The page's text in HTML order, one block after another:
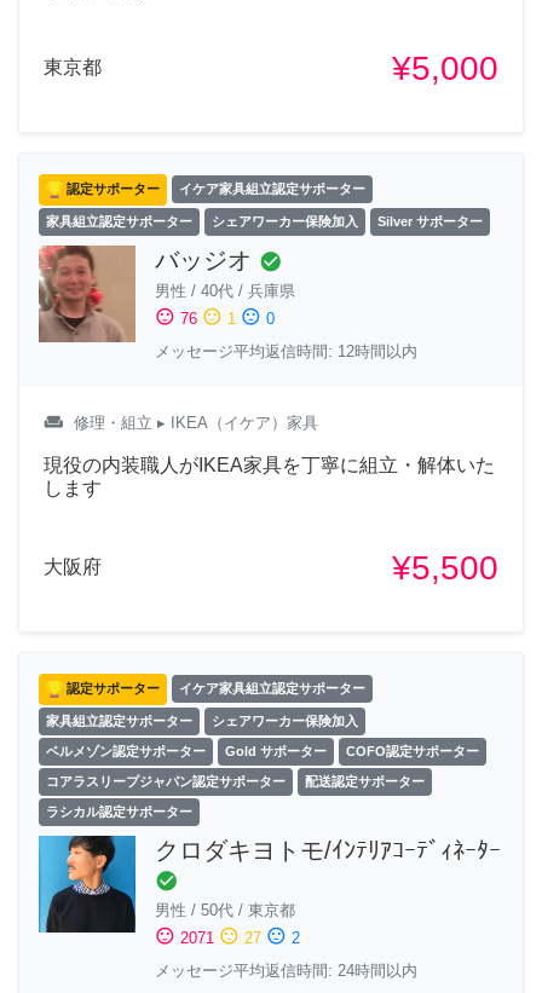
東京都 ¥5,000
認定サポーター イケア家具組立認定サポーター
家具組立認定サポーター シェアワーカー保険加入 Silver サポーター
バッジオ check_circle
男性 / 40代 / 兵庫県
sentiment_satisfied 76 sentiment_neutral 1 sentiment_dissatisfied 0
メッセージ平均返信時間: 12時間以内
weekend 修理・組立 ▸ IKEA（イケア）家具
現役の内装職人がIKEA家具を丁寧に組立・解体いた
します
大阪府 ¥5,500
認定サポーター イケア家具組立認定サポーター
家具組立認定サポーター シェアワーカー保険加入
ベルメゾン認定サポーター Gold サポーター COFO認定サポーター
コアラスリープジャパン認定サポーター 配送認定サポーター
ラシカル認定サポーター
クロダキヨトモ/ｲﾝﾃﾘｱｺｰﾃﾞｨﾈｰﾀｰ
check_circle
男性 / 50代 / 東京都
sentiment_satisfied 2071 sentiment_neutral 27 sentiment_dissatisfied 2
メッセージ平均返信時間: 24時間以内